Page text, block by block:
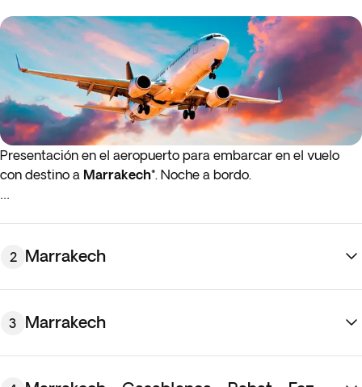
Presentación en el aeropuerto para embarcar en el vuelo
con destino a Marrakech*. Noche a bordo.
noche anterior al día de salida indicado.
2 Marrakech
3 Marrakech